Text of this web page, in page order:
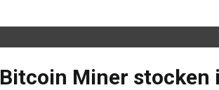
Bitcoin Miner stocken